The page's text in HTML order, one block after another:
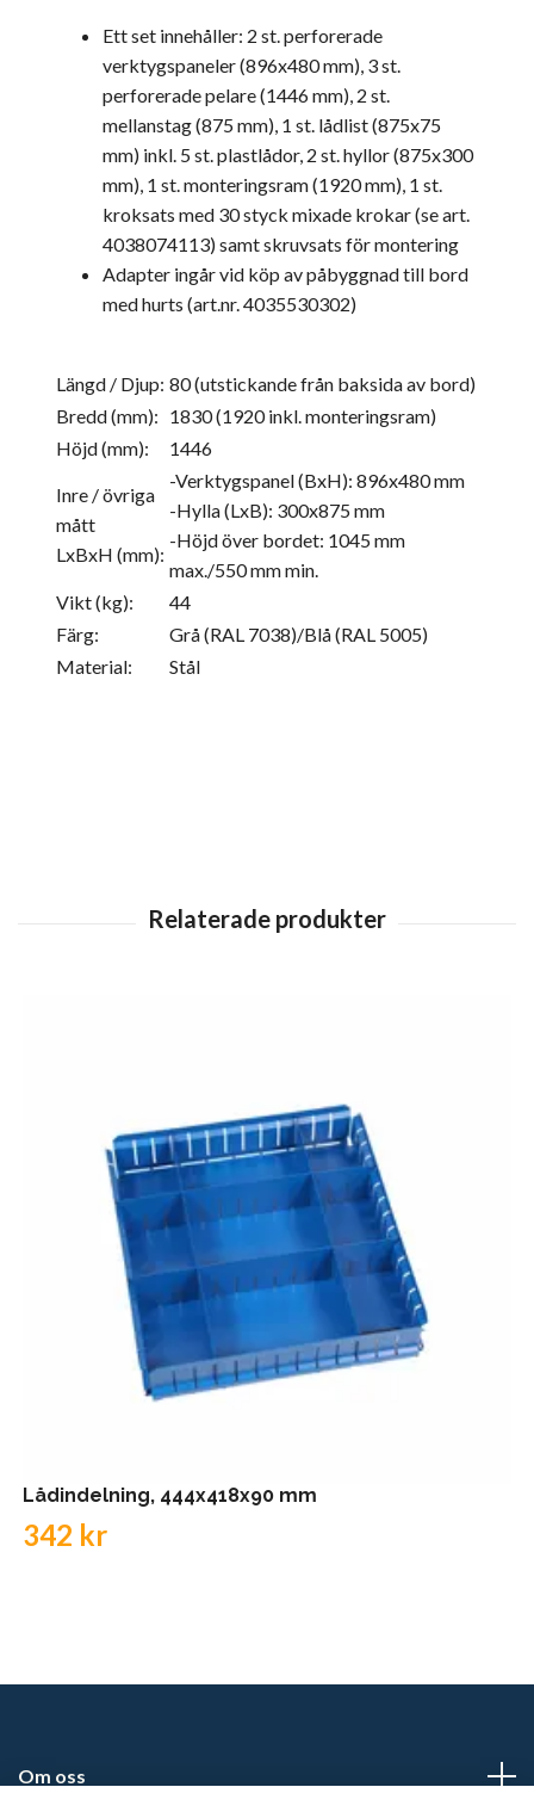
Ett set innehåller: 2 st. perforerade
verktygspaneler (896x480 mm), 3 st.
perforerade pelare (1446 mm), 2 st.
mellanstag (875 mm), 1 st. lådlist (875x75
mm) inkl. 5 st. plastlådor, 2 st. hyllor (875x300
mm), 1 st. monteringsram (1920 mm), 1 st.
kroksats med 30 styck mixade krokar (se art.
4038074113) samt skruvsats för montering
Adapter ingår vid köp av påbyggnad till bord
med hurts (art.nr. 4035530302)
Längd / Djup: 80 (utstickande från baksida av bord)
Bredd (mm): 1830 (1920 inkl. monteringsram)
Höjd (mm):
1446
Inre / övriga
mått
LxBxH (mm):
-Verktygspanel (BxH): 896x480 mm
-Hylla (LxB): 300x875 mm
-Höjd över bordet: 1045 mm
max./550 mm min.
Vikt (kg):
44
Färg:
Grå (RAL 7038)/Blå (RAL 5005)
Material:
Stål
Lådindelning, 444x418x90 mm
342 kr
Om oss